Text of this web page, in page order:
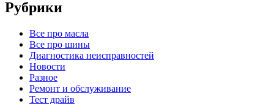
Рубрики
Все про масла
Все про шины
Диагностика неисправностей
Новости
Разное
Ремонт и обслуживание
Тест драйв